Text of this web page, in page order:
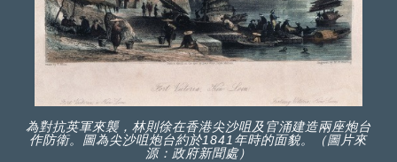
為對抗英軍來襲，林則徐在香港尖沙咀及官涌建造兩座炮台
作防衛。圖為尖沙咀炮台約於1841年時的面貌。（圖片來
源：政府新聞處）